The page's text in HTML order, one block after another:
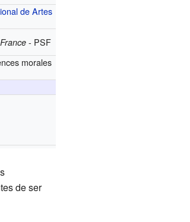
de Artes
- PSF
morales
de ser